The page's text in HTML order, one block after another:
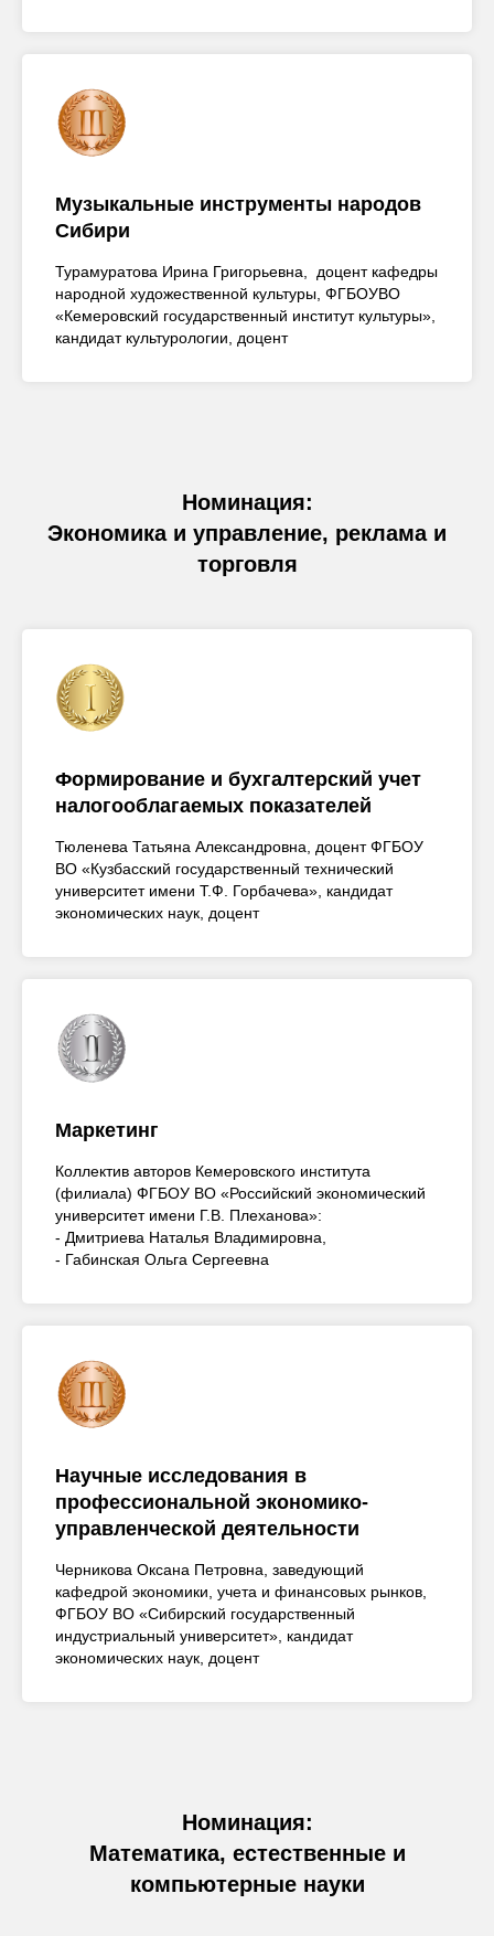
Музыкальные инструменты народов
Сибири
Турамуратова Ирина Григорьевна, доцент кафедры
народной художественной культуры, ФГБОУВО
«Кемеровский государственный институт культуры»,
кандидат культурологии, доцент
Номинация:
Экономика и управление, реклама и
торговля
Формирование и бухгалтерский учет
налогооблагаемых показателей
Тюленева Татьяна Александровна, доцент ФГБОУ
ВО «Кузбасский государственный технический
университет имени Т.Ф. Горбачева», кандидат
экономических наук, доцент
Маркетинг
Коллектив авторов Кемеровского института
(филиала) ФГБОУ ВО «Российский экономический
университет имени Г.В. Плеханова»:
- Дмитриева Наталья Владимировна,
- Габинская Ольга Сергеевна
Научные исследования в
профессиональной экономико-
управленческой деятельности
Черникова Оксана Петровна, заведующий
кафедрой экономики, учета и финансовых рынков,
ФГБОУ ВО «Сибирский государственный
индустриальный университет», кандидат
экономических наук, доцент
Номинация:
Математика, естественные и
компьютерные науки